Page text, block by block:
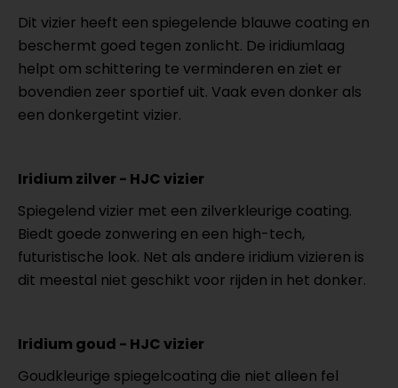
Dit vizier heeft een spiegelende blauwe coating en
beschermt goed tegen zonlicht. De iridiumlaag
helpt om schittering te verminderen en ziet er
bovendien zeer sportief uit. Vaak even donker als
een donkergetint vizier.
Iridium zilver - HJC vizier
Spiegelend vizier met een zilverkleurige coating.
Biedt goede zonwering en een high-tech,
futuristische look. Net als andere iridium vizieren is
dit meestal niet geschikt voor rijden in het donker.
Iridium goud - HJC vizier
Goudkleurige spiegelcoating die niet alleen fel